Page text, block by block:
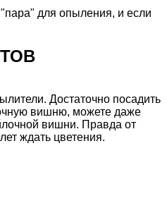
для опыления, и если
Достаточно посадить
вишню, можете даже
вишни. Правда от
ждать цветения.